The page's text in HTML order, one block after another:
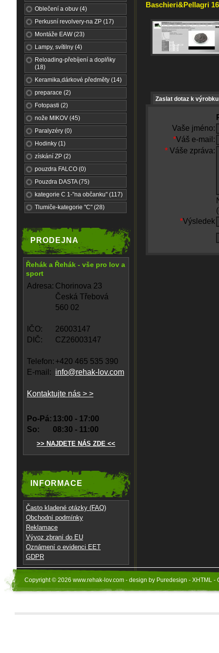
Oblečení a obuv (4)
Perkusní revolvery-na ZP (17)
Montáže EAW (23)
Lampy, svítilny (4)
Reloading-přebíjení a doplňky
(18)
Keramika,dárkové předměty (14)
preparace (2)
Fotopasti (2)
nože MIKOV (45)
Paralyzéry (0)
Hodinky (1)
získání ZP (2)
pouzdra FALCO (0)
Pouzdra DASTA (75)
kategorie C 1-"na občanku" (117)
Tlumiče-kategorie "C" (28)
PRODEJNA
Řehák a Řehák - vše pro lov a
sport
Adresa: Chorinova 23
Česká Třebová
560 02
IČO:
26003147
DIČ:
CZ26003147
Telefon: +420 465 535 390
E-mail: info@rehak-lov.com
Kontaktujte nás > >
Po-Pá: 13:00 - 17:00
So:
08:30 - 11:00
>> NAJDETE NÁS ZDE <<
INFORMACE
Často kladené otázky (FAQ)
Obchodní podmínky
Reklamace
Vývoz zbraní do EU
Oznámení o evidenci EET
GDPR
Baschieri&Pellagri
Zaslat dotaz k výrobku
Vaše jméno:
*Váš e-mail:
* Váše zpráva:
*Výsledek
Copyright © 2026 www.rehak-lov.com - design by Puredesign - XHTML -